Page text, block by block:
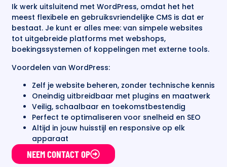
Ik werk uitsluitend met WordPress, omdat het het
meest flexibele en gebruiksvriendelijke CMS is dat er
bestaat. Je kunt er alles mee: van simpele websites
tot uitgebreide platforms met webshops,
boekingssystemen of koppelingen met externe tools.
Voordelen van WordPress:
Zelf je website beheren, zonder technische kennis
Oneindig uitbreidbaar met plugins en maatwerk
Veilig, schaalbaar en toekomstbestendig
Perfect te optimaliseren voor snelheid en SEO
Altijd in jouw huisstijl en responsive op elk
apparaat
NEEM CONTACT OP